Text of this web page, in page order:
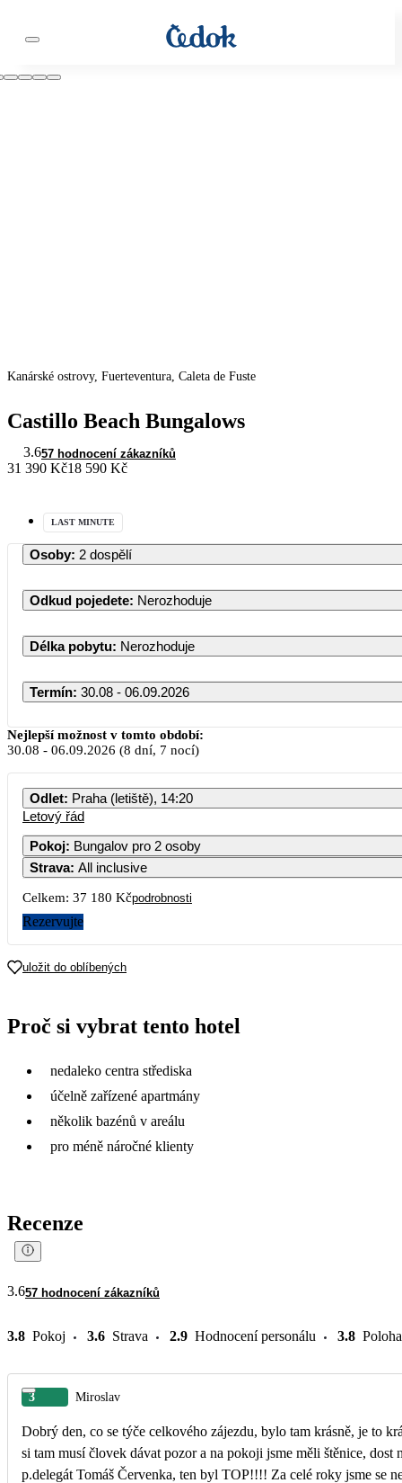
Kanárské ostrovy, Fuerteventura, Caleta de Fuste
Castillo Beach Bungalows
3.657 hodnocení zákazníků
31 390 Kč18 590 Kč
LAST MINUTE
Osoby: 2 dospělí
Odkud pojedete: Nerozhoduje
Délka pobytu: Nerozhoduje
Termín: 30.08 - 06.09.2026
Nejlepší možnost v tomto období:
30.08 - 06.09.2026 (8 dní, 7 nocí)
Odlet: Praha (letiště), 14:20
Letový řád
Pokoj: Bungalov pro 2 osoby
Strava: All inclusive
Celkem: 37 180 Kčpodrobnosti
Rezervujte
uložit do oblíbených
Proč si vybrat tento hotel
nedaleko centra střediska
účelně zařízené apartmány
několik bazénů v areálu
pro méně náročné klienty
Recenze
3.657 hodnocení zákazníků
3.8 Pokoj 3.6 Strava 2.9 Hodnocení personálu 3.8 Poloha
3 Miroslav
Dobrý den, co se týče celkového zájezdu, bylo tam krásně, je to
si tam musí človek dávat pozor a na pokoji jsme měli štěnice,
p.delegát Tomáš Červenka, ten byl TOP!!!! Za celé roky jsme se